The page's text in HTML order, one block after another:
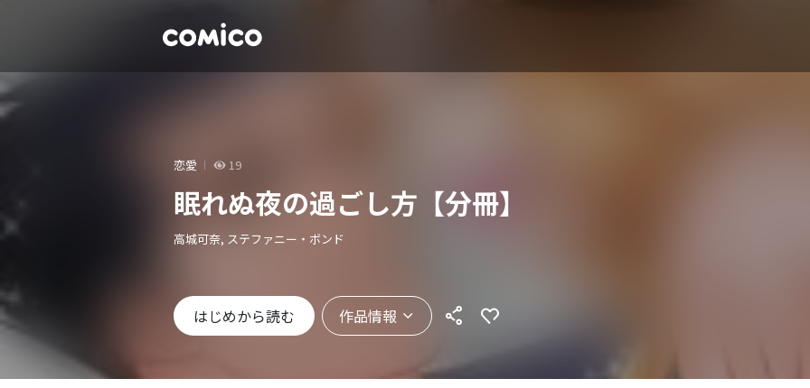
恋愛 19
眠れぬ夜の過ごし方【分冊】
高城可奈, ステファニー・ボンド
はじめから読む 作品情報